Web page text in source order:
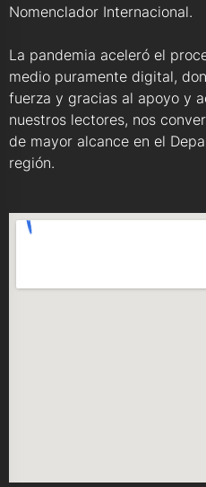
Nomenclador Internacional.
La pandemia aceleró el
medio puramente digital,
fuerza y gracias al apoyo y
nuestros lectores, nos
de mayor alcance en el
región.